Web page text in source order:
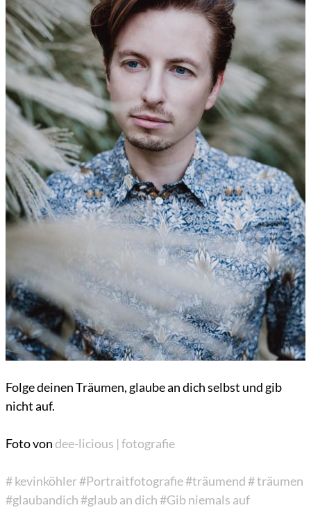
Folge deinen Träumen, glaube an dich selbst und gib
nicht auf.
Foto vondee-licious | fotografie
# kevinköhler#Portraitfotografie#träumend# träumen
#glaubandich#glaub an dich#Gib niemals auf